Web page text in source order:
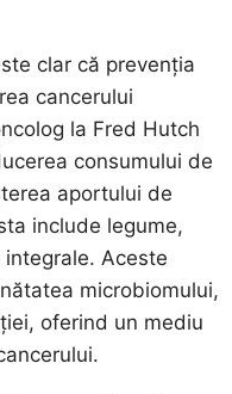
clar că prevenția
cancerului
la Fred Hutch
consumului de
aportului de
include legume,
Aceste
microbiomului,
oferind un mediu